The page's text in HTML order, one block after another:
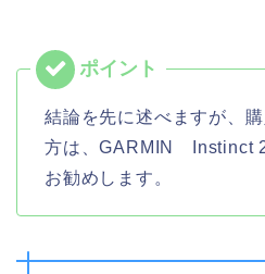
結論を先に述べますが、
方は、GARMIN Instinct
お勧めします。